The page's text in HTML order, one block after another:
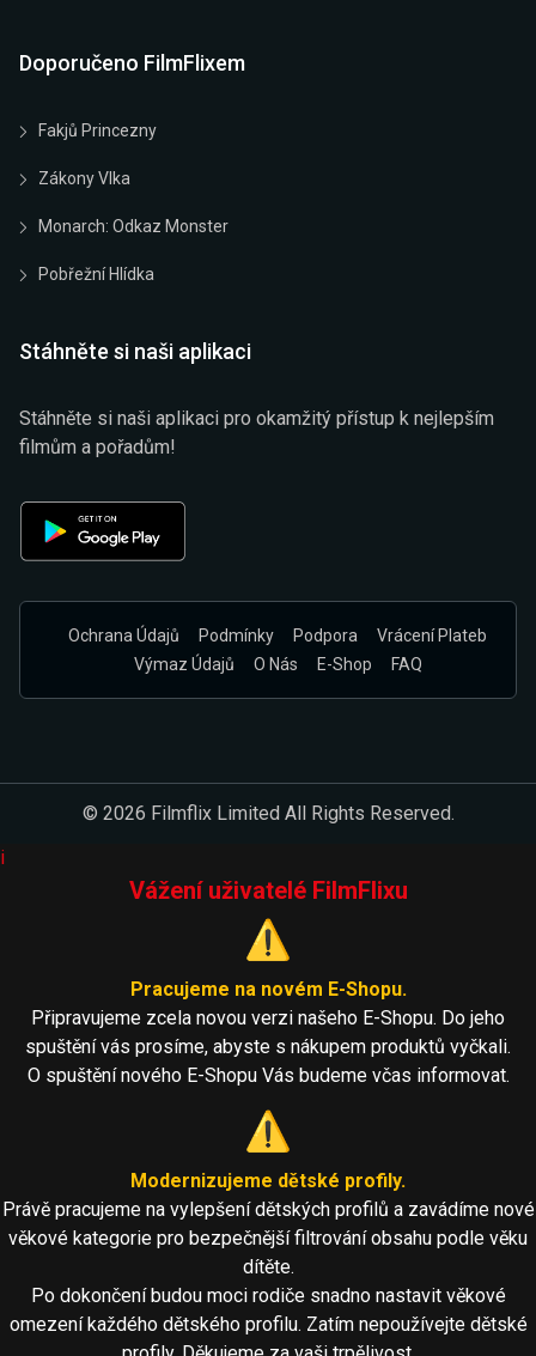
Doporučeno FilmFlixem
Fakjů Princezny
Zákony Vlka
Monarch: Odkaz Monster
Pobřežní Hlídka
Stáhněte si naši aplikaci
Stáhněte si naši aplikaci pro okamžitý přístup k nejlepším
filmům a pořadům!
Ochrana Údajů Podmínky Podpora
Vrácení Plateb
Výmaz Údajů
O Nás E-Shop FAQ
© 2026 Filmflix Limited All Rights Reserved.
i
Vážení uživatelé FilmFlixu
⚠️
Pracujeme na novém E-Shopu.
Připravujeme zcela novou verzi našeho E-Shopu. Do jeho
spuštění vás prosíme, abyste s nákupem produktů vyčkali.
O spuštění nového E-Shopu Vás budeme včas informovat.
⚠️
Modernizujeme dětské profily.
Právě pracujeme na vylepšení dětských profilů a zavádíme nové
věkové kategorie pro bezpečnější filtrování obsahu podle věku
dítěte.
Po dokončení budou moci rodiče snadno nastavit věkové
omezení každého dětského profilu. Zatím nepoužívejte dětské